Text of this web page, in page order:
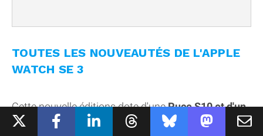
TOUTES LES NOUVEAUTÉS DE L'APPLE
WATCH SE 3
Cette nouvelle éditions dote d'unePuce S10 et d'un
écran toujours allumé
. Ce qui permet
de visualiser